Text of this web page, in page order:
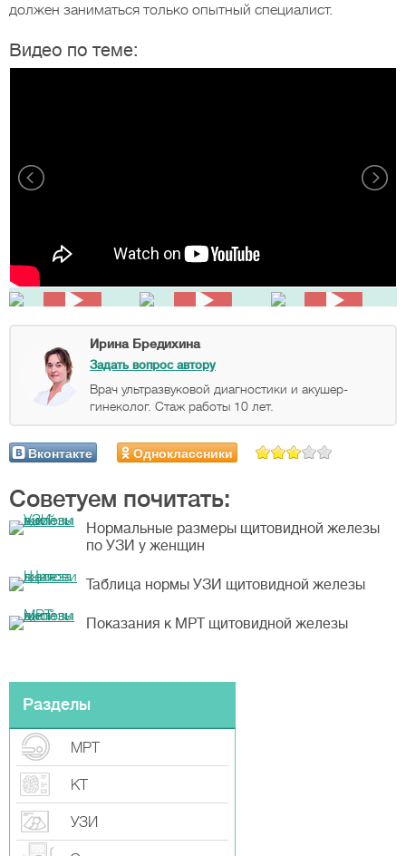
должен заниматься только опытный специалист.
Видео по теме:
Ирина Бредихина
Задать вопрос автору
Врач ультразвуковой диагностики и акушер-
гинеколог. Стаж работы 10 лет.
Вконтакте Одноклассники
Советуем почитать:
Нормальные размеры щитовидной железы
по УЗИ у женщин
Таблица нормы УЗИ щитовидной железы
Показания к МРТ щитовидной железы
Разделы
МРТ
КТ
УЗИ